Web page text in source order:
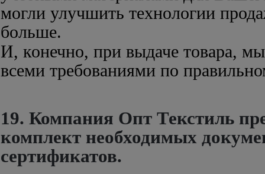
могли улучшить технологии
больше.
И, конечно, при выдаче товара,
всеми требованиями по
19. Компания Опт Текстиль
комплект необходимых
сертификатов.